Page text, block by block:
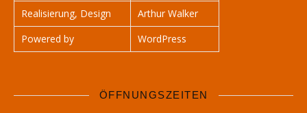
Realisierung, Design
Arthur Walker
Powered by
WordPress
ÖFFNUNGSZEITEN